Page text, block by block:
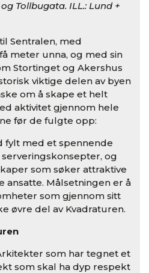
Tollbugata. ILL.: Lund +
Sentralen, med
meter unna, og med sin
Stortinget og Akershus
viktige delen av byen
om å skape et helt
aktivitet gjennom hele
før de fulgte opp:
fylt med et spennende
og
som søker attraktive
ansatte. Målsetningen er å
som gjennom sitt
øvre del av Kvadraturen.
som har tegnet et
som skal ha dyp respekt